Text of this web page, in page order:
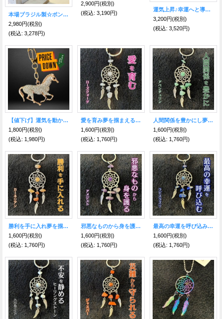
本場ブラジル製☆ボンフィンキーホルダーミックス08【サッカー関連お守り】
2,980円(税別)
(税込: 3,278円)
2,900円(税別)
(税込: 3,190円)
運気上昇♪幸運へと導く 神秘の十字架＆天使の羽 Pink/Gold キーホルダー
3,200円(税別)
(税込: 3,520円)
【値下げ】運気を動かし幸運を呼び込む♪馬ジルコニアKH【2026年の干支】
1,800円(税別)
(税込: 1,980円)
愛を育み夢を掴まえる★ドリームキャッチャー キーホルダー ローズクォーツ付
1,600円(税別)
(税込: 1,760円)
人間関係を豊かにし夢を掴まえる★ドリームキャッチャー キーホルダー アベンチュリン付
1,600円(税別)
(税込: 1,760円)
勝利を手に入れ夢を掴まえる★ドリームキャッチャー キーホルダー カーネリアン付
1,600円(税別)
(税込: 1,760円)
邪悪なものから身を護り夢を掴まえる★ドリームキャッチャー キーホルダー アメジスト付
1,600円(税別)
(税込: 1,760円)
最高の幸運を呼び込み夢を掴まえる★ドリームキャッチャー キーホルダー ラピスラズリ付
1,600円(税別)
(税込: 1,760円)